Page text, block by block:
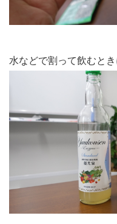
水などで割って飲むと